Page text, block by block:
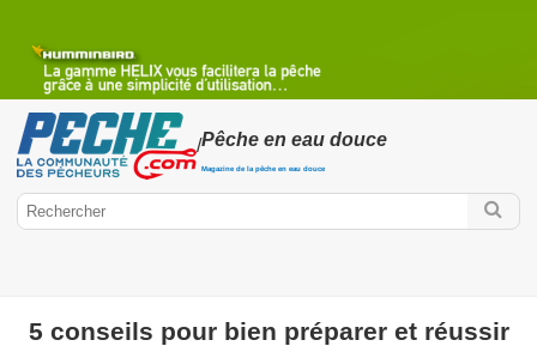
/Pêche en eau douce
Magazine de la pêche en eau douce
5 conseils pour bien préparer et réussir